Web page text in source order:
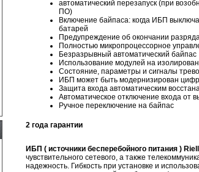
автоматический перезапуск (при
ПО)
Включение байпаса: когда ИБП
батарей
Предупреждение об окончании
Полностью микропроцессорное
Безразрывный автоматический байпас
Использование модулей на
Состояние, параметры и сигналы
ИБП может быть модернизирован
Защита входа автоматическим
Автоматическое отключение входа от
Ручное переключение на байпас
2 года гарантии
ИБП ( источники бесперебойного питания )
чувствительного сетевого, а также
надежность. Гибкость при установке и